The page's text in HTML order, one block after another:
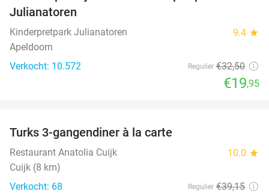
Julianatoren
Kinderpretpark Julianatoren 9.4 star
Apeldoorn
Verkocht: 10.572
Regulier €32,50
€19,95
Turks 3-gangendiner à la carte
Restaurant Anatolia Cuijk 10.0 star
Cuijk (8 km)
Verkocht: 68
Regulier €39,15